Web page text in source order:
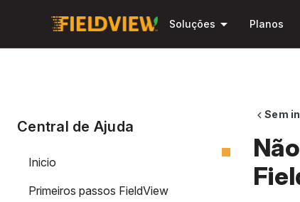
Soluções arrow_drop_down Planos
Central de Ajuda
Inicio
Primeiros passos FieldView
chevron_leftSem